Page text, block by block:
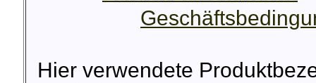
Hier verwendete